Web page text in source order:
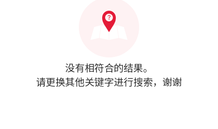
没有相符合的结果。
请更换其他关键字进行搜索，谢谢